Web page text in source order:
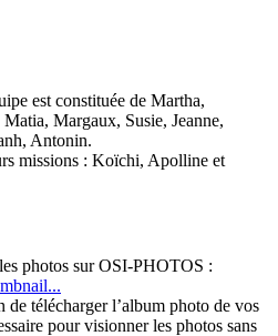
est constituée de Martha,
Margaux, Susie, Jeanne,
Antonin.
missions : Koïchi, Apolline et
photos sur OSI-PHOTOS :
télécharger l’album photo de vos
pour visionner les photos sans